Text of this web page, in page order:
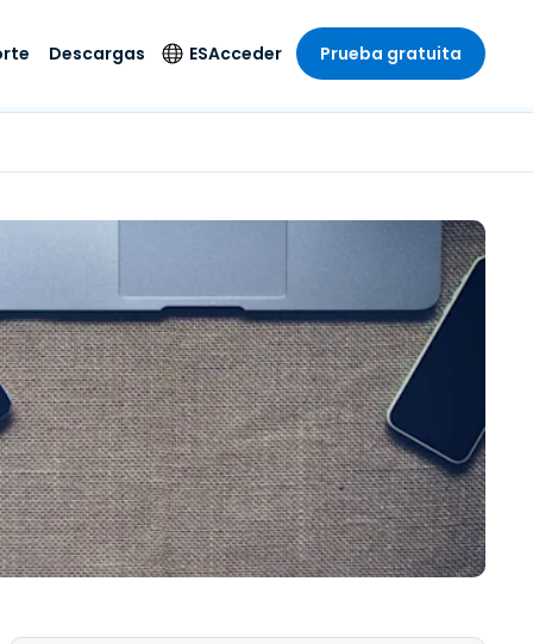
con
de
Antivirus
finales
Acceso y control de
Wi-Fi de Foxpass
Espacio de trabajo
seguro Zero Trust
Shield (Antiestafa)
Todos los
productos
menor
y sector público
y Diseño
y contabilidad
menor
los sectores
Descargas ES
Français
Italiano
Nederlands
Português
简体中文
繁體中文
日本語
ภาษาไทย
Acceder Prueba gratuita